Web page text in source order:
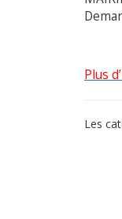
Plus
Les